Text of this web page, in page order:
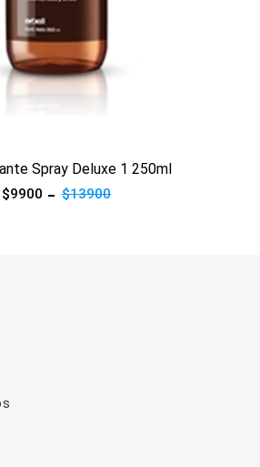
Spray Deluxe 1 250ml
$9900 $13900